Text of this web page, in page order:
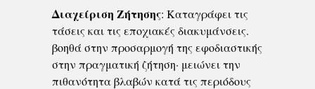
Διαχείριση Ζήτησης: Καταγράφει τις
τάσεις και τις εποχιακές διακυμάνσεις.
βοηθά στην προσαρμογή της εφοδιαστικής
στην πραγματική ζήτηση· μειώνει την
πιθανότητα βλαβών κατά τις περιόδους